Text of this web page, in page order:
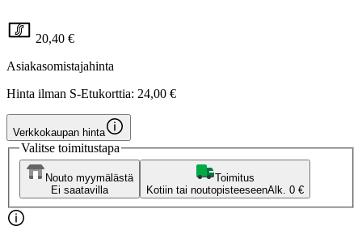
20,40 €
Asiakasomistajahinta
Hinta ilman S-Etukorttia: 24,00 €
Verkkokaupan hinta
Valitse toimitustapa
Nouto myymälästä
Ei saatavilla
Toimitus
Kotiin tai noutopisteeseenAlk. 0 €